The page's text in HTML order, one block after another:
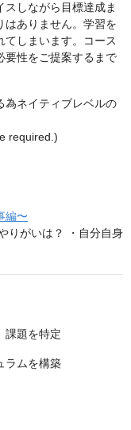
しながら目標達成ま
はありません。学習を
しまいます。コース
要性をご提案するまで
ネイティブレベルの
required.)
編〜
りがいは？ ・自分自身
課題を特定
ラムを構築